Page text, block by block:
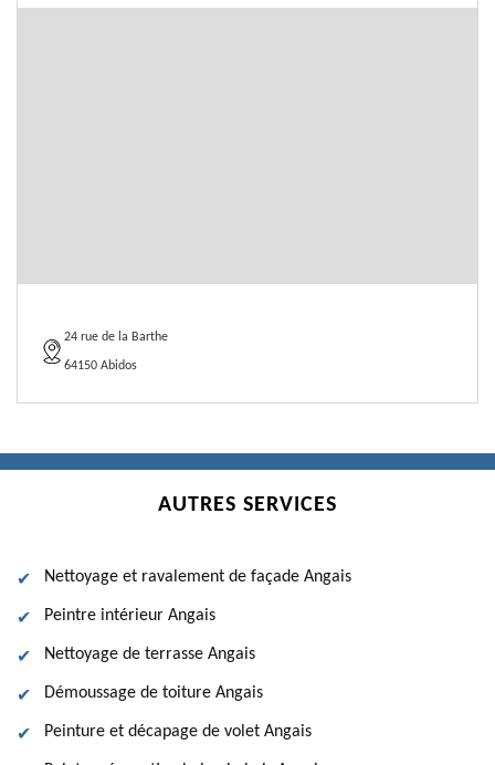
24 rue de la Barthe
64150 Abidos
AUTRES SERVICES
Nettoyage et ravalement de façade Angais
Peintre intérieur Angais
Nettoyage de terrasse Angais
Démoussage de toiture Angais
Peinture et décapage de volet Angais